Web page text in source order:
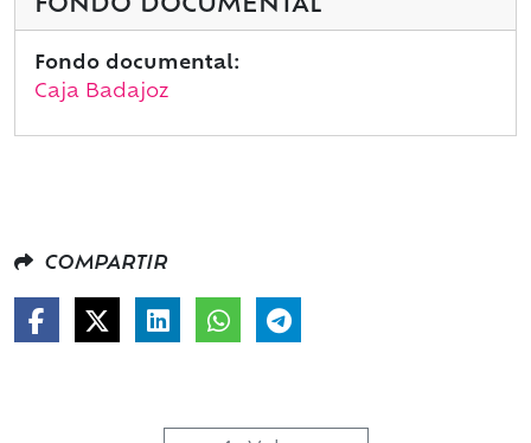
FONDO DOCUMENTAL
Fondo documental:
Caja Badajoz
COMPARTIR